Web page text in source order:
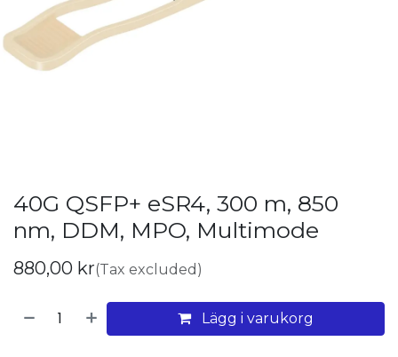
40G QSFP+ eSR4, 300 m, 850
nm, DDM, MPO, Multimode
880,00 kr(Tax excluded)
Lägg i varukorg